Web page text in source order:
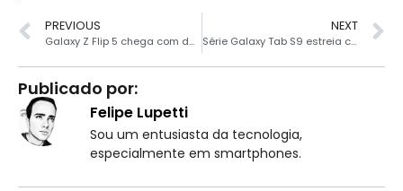
PREVIOUS
Galaxy Z Flip 5 chega com dobradiça melhorada e tela externa maior
NEXT
Série Galaxy Tab S9 estreia com telas Dynamic AMOLED 2X e IP68
Publicado por:
Felipe Lupetti
Sou um entusiasta da tecnologia,
especialmente em smartphones.